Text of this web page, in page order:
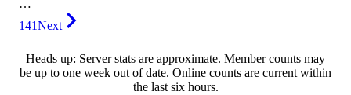
…
141Next
Heads up: Server stats are approximate. Member counts may
be up to one week out of date. Online counts are current within
the last six hours.